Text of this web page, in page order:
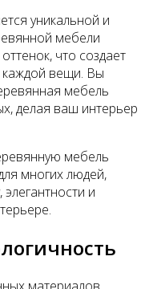
уникальной и
мебели
что создает
вещи. Вы
мебель
делая ваш интерьер
мебель
многих людей,
и